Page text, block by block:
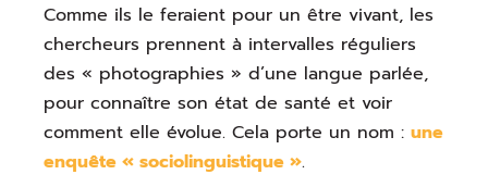
Comme ils le feraient pour un être vivant, les
chercheurs prennent à intervalles réguliers
des « photographies » d’une langue parlée,
pour connaître son état de santé et voir
comment elle évolue. Cela porte un nom : une
enquête « sociolinguistique ».